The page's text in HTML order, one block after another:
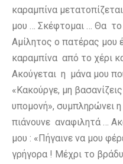
καραμπίνα
μου … Σκέφτομαι … Θα
Αμίλητος ο πατέρας μου
καραμπίνα από το χέρι
Ακούγεται η μάνα μου
«Κακούργε, μη
υπομονή», συμπληρώνει
πιάνουνε αναφιλητά …
μου : «Πήγαινε να μου
γρήγορα ! Μέχρι το